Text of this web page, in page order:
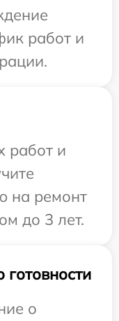
работ и
работ и
на ремонт
до 3 лет.
о